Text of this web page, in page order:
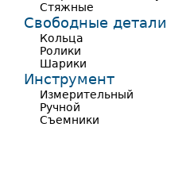
Стяжные
Свободные детали
Кольца
Ролики
Шарики
Инструмент
Измерительный
Ручной
Съемники